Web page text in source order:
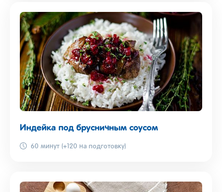
Индейка под брусничным соусом
60 минут (+120 на подготовку)